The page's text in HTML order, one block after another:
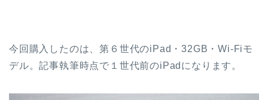
今回購入したのは、第６世代のiPad・32GB・Wi-Fiモ
デル。記事執筆時点で１世代前のiPadになります。